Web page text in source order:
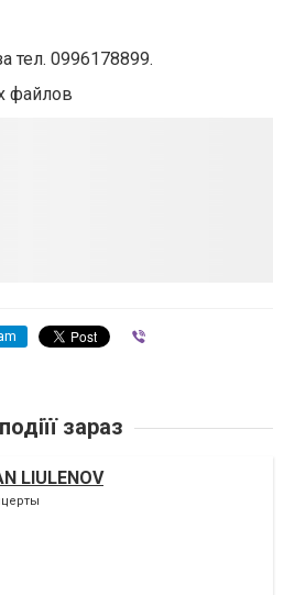
тел. 0996178899.
файлов
зараз
LIULENOV